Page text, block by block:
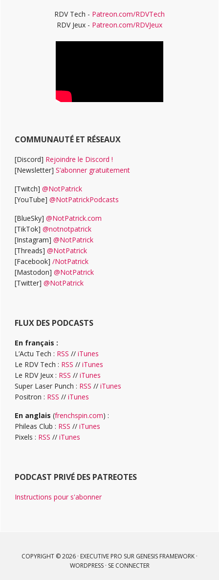
RDV Tech - Patreon.com/RDVTech
RDV Jeux - Patreon.com/RDVJeux
COMMUNAUTÉ ET RÉSEAUX
[Discord] Rejoindre le Discord !
[Newsletter] S’abonner gratuitement
[Twitch] @NotPatrick
[YouTube] @NotPatrickPodcasts
[BlueSky] @NotPatrick.com
[TikTok] @notnotpatrick
[Instagram] @NotPatrick
[Threads] @NotPatrick
[Facebook] /NotPatrick
[Mastodon] @NotPatrick
[Twitter] @NotPatrick
FLUX DES PODCASTS
En français :
L’Actu Tech : RSS // iTunes
Le RDV Tech : RSS // iTunes
Le RDV Jeux : RSS // iTunes
Super Laser Punch : RSS // iTunes
Positron : RSS // iTunes
En anglais (frenchspin.com) :
Phileas Club : RSS // iTunes
Pixels : RSS // iTunes
PODCAST PRIVÉ DES PATREOTES
Instructions pour s'abonner
COPYRIGHT © 2026 · EXECUTIVE PRO SUR GENESIS FRAMEWORK ·
WORDPRESS· SE CONNECTER